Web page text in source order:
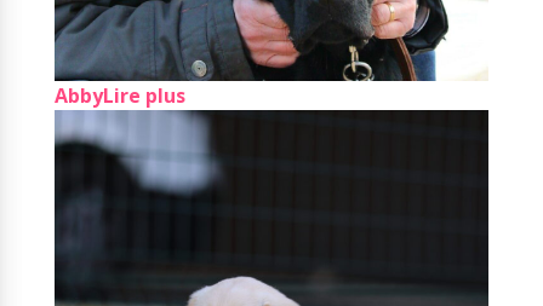
AbbyLire plus